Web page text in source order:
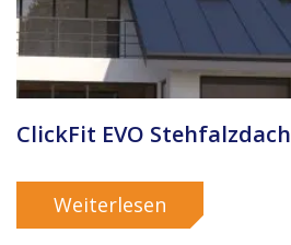
ClickFit EVO Stehfalzdach
Weiterlesen